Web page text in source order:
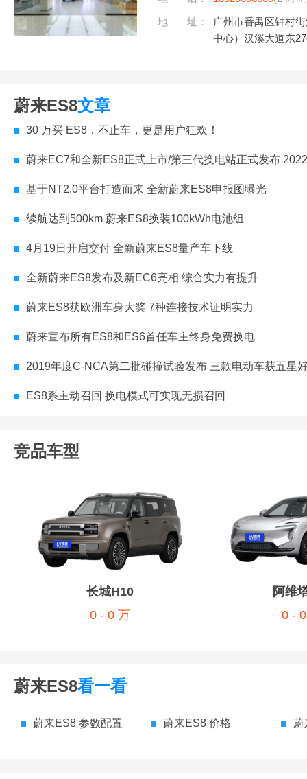
地 址：
广州市番禺区钟村
中心）汉溪大道东
蔚来ES8文章
30 万买 ES8，不止车，更是用户狂欢！
蔚来EC7和全新ES8正式上市/第三代换电站正式发布 2022 NIO Day都讲
基于NT2.0平台打造而来 全新蔚来ES8申报图曝光
续航达到500km 蔚来ES8换装100kWh电池组
4月19日开启交付 全新蔚来ES8量产车下线
全新蔚来ES8发布及新EC6亮相 综合实力有提升
蔚来ES8获欧洲车身大奖 7种连接技术证明实力
蔚来宣布所有ES8和ES6首任车主终身免费换电
2019年度C-NCA第二批碰撞试验发布 三款电动车获五星
ES8系主动召回 换电模式可实现无损召回
竞品车型
长城H10
0 - 0 万
阿维
0 -
蔚来ES8看一看
蔚来ES8 参数配置 蔚来ES8 价格 蔚